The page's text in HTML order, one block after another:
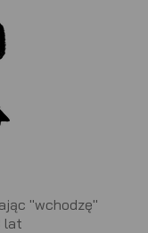
"wchodzę"
lat